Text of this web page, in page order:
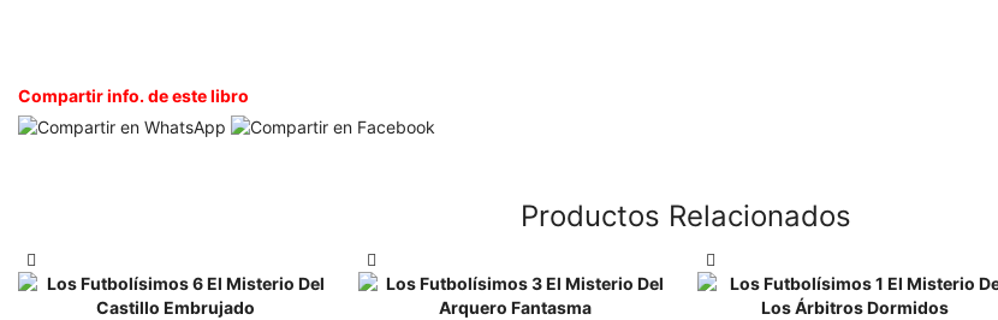
Compartir info. de este libro
Productos Relacionados